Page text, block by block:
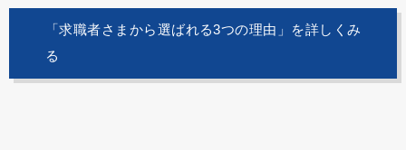
「求職者さまから選ばれる3つの理由」を詳しくみ
る